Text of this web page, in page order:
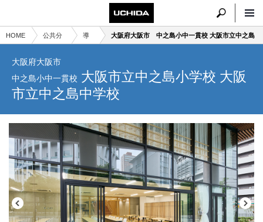
HOME 公共分 導
事
例
大阪府大阪市 中之島小中一貫校 大阪市立中之島
大阪府大阪市
中之島小中一貫校 大阪市立中之島小学校 大阪
市立中之島中学校